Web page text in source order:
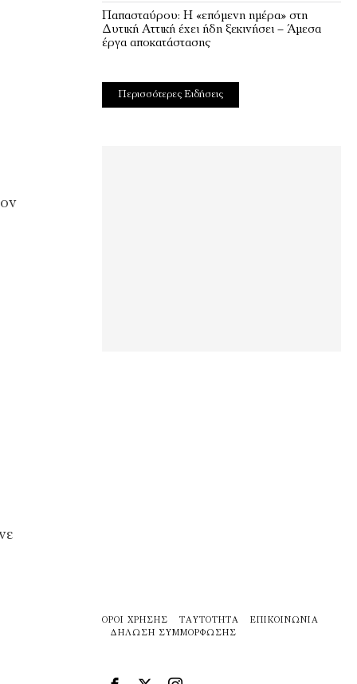
Παπασταύρου: Η «επόμενη ημέρα» στη
Δυτική Αττική έχει ήδη ξεκινήσει – Άμεσα
έργα αποκατάστασης
Περισσότερες Ειδήσεις
ΌΡΟΙ ΧΡΉΣΗΣ ΤΑΥΤΌΤΗΤΑ
ΕΠΙΚΟΙΝΩΝΊΑ
ΔΉΛΩΣΗ ΣΥΜΜΌΡΦΩΣΗΣ